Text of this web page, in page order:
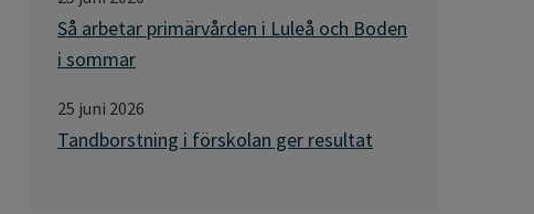
Så arbetar primärvården i Luleå och Boden
i sommar
25 juni 2026
Tandborstning i förskolan ger resultat